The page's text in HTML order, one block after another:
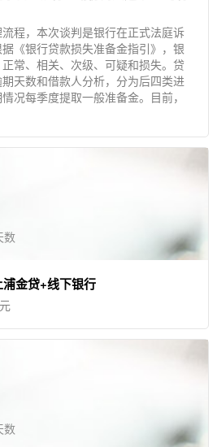
程，本次谈判是银行在正式法庭诉
《银行贷款损失准备金指引》，银
常、相关、次级、可疑和损失。贷
天数和借款人分析，分为后四类进
况每季度提取一般准备金。目前，
数
金贷+线下银行
数